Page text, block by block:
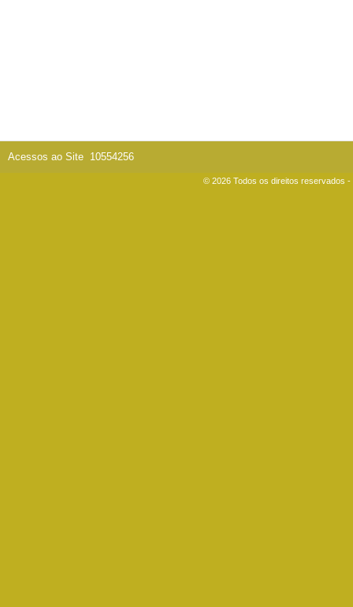
Acessos ao Site 10554256
© 2026 Todos os direitos reservados -